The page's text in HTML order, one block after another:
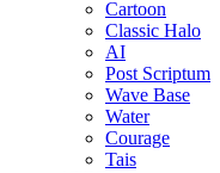
Cartoon
Classic Halo
AI
Post Scriptum
Wave Base
Water
Courage
Tais